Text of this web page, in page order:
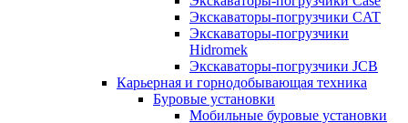
Экскаваторы-погрузчики CAT
Экскаваторы-погрузчики
Hidromek
Экскаваторы-погрузчики JCB
Карьерная и горнодобывающая техника
Буровые установки
Мобильные буровые установки